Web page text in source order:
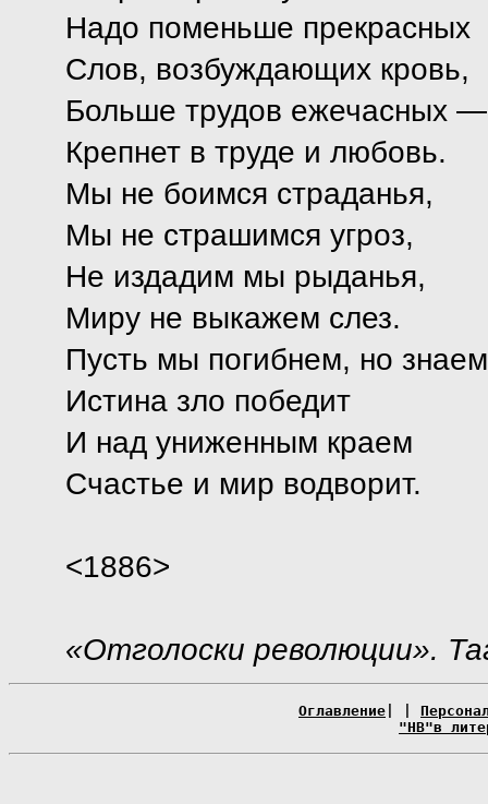
Надо поменьше прекрасных
Слов, возбуждающих кровь,
Больше трудов ежечасных —
Крепнет в труде и любовь.
Мы не боимся страданья,
Мы не страшимся угроз,
Не издадим мы рыданья,
Миру не выкажем слез.
Пусть мы погибнем, но
Истина зло победит
И над униженным краем
Счастье и мир водворит.
<1886>
«Отголоски революции».
Оглавление
"НВ"в